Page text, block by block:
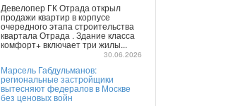
Девелопер ГК Отрада открыл
продажи квартир в корпусе
очередного этапа строительства
квартала Отрада . Здание класса
комфорт+ включает три жилы...
30.06.2026
Марсель Габдульманов:
региональные застройщики
вытесняют федералов в Москве
без ценовых войн